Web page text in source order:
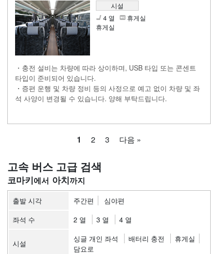
시설
4 열
휴게실
휴게실
・충전 설비는 차량에 따라 상이하며, USB 타입 또는 콘센트
타입이 준비되어 있습니다.
・증편 운행 및 차량 정비 등의 사정으로 예고 없이 차량 및 좌
석 사양이 변경될 수 있습니다. 양해 부탁드립니다.
1 2 3 다음 »
고속 버스 고급 검색
코마키 아치
출발 시각 주간편
심야편
좌석 수
2 열 3 열 4 열
시설 싱글 개인 좌석 배터리 충전
휴게실
담요로